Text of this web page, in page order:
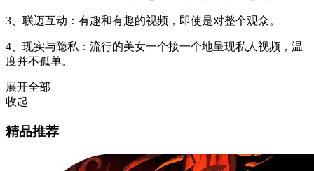
3、联迈互动：有趣和有趣的视频，即使是对整个观众。
4、现实与隐私：流行的美女一个接一个地呈现私人视频，温
度并不孤单。
展开全部
收起
精品推荐